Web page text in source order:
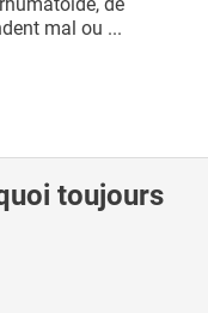
mal ou ...
toujours